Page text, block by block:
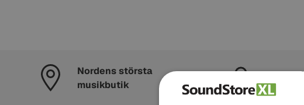
Nordens största
musikbutik